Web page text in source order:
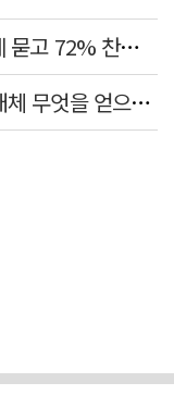
[사설] 보완수사권 폐지, 20여 명에게 묻고 72% 찬성했다고 밀어붙였다니
[사설] 뒤늦은 경찰 스타벅스 압색, 대체 무엇을 얻으려는 것인가